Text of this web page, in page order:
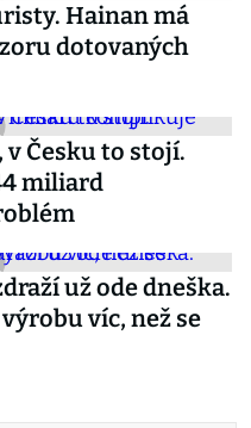
Hainan má
dotovaných
v Česku to stojí.
miliard
už ode dneška.
víc, než se